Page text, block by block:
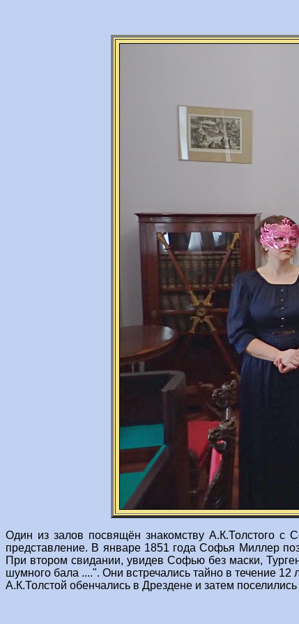
Один из залов посвящён знакомству А.К.Толстого с
представление. В январе 1851 года Софья Миллер
При втором свидании, увидев Софью без маски,
шумного бала ....". Они встречались тайно в течение
А.К.Толстой обенчались в Дрездене и затем